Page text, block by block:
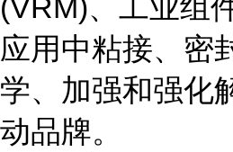
(VRM)、工业组
应用中粘接、密
学、加强和强化
动品牌。